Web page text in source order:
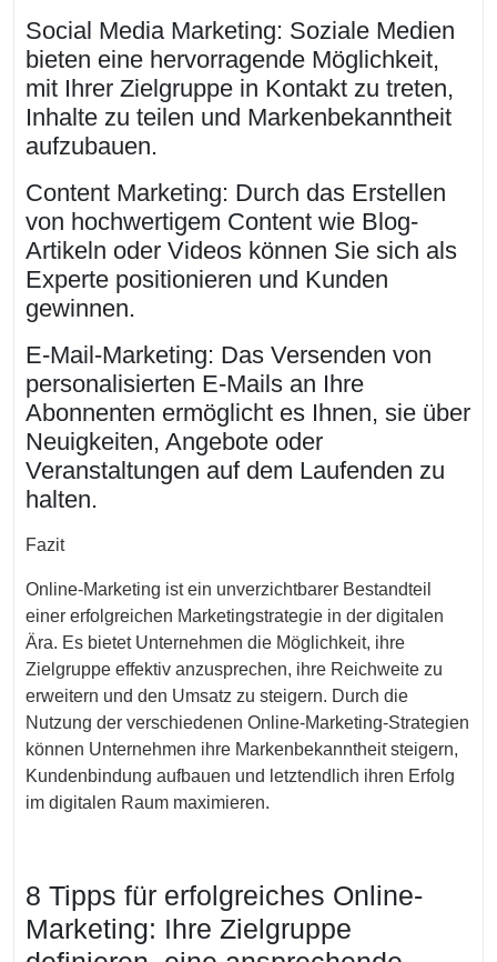
Social Media Marketing: Soziale Medien
bieten eine hervorragende Möglichkeit,
mit Ihrer Zielgruppe in Kontakt zu treten,
Inhalte zu teilen und Markenbekanntheit
aufzubauen.
Content Marketing: Durch das Erstellen
von hochwertigem Content wie Blog-
Artikeln oder Videos können Sie sich als
Experte positionieren und Kunden
gewinnen.
E-Mail-Marketing: Das Versenden von
personalisierten E-Mails an Ihre
Abonnenten ermöglicht es Ihnen, sie über
Neuigkeiten, Angebote oder
Veranstaltungen auf dem Laufenden zu
halten.
Fazit
Online-Marketing ist ein unverzichtbarer Bestandteil
einer erfolgreichen Marketingstrategie in der digitalen
Ära. Es bietet Unternehmen die Möglichkeit, ihre
Zielgruppe effektiv anzusprechen, ihre Reichweite zu
erweitern und den Umsatz zu steigern. Durch die
Nutzung der verschiedenen Online-Marketing-Strategien
können Unternehmen ihre Markenbekanntheit steigern,
Kundenbindung aufbauen und letztendlich ihren Erfolg
im digitalen Raum maximieren.
8 Tipps für erfolgreiches Online-
Marketing: Ihre Zielgruppe